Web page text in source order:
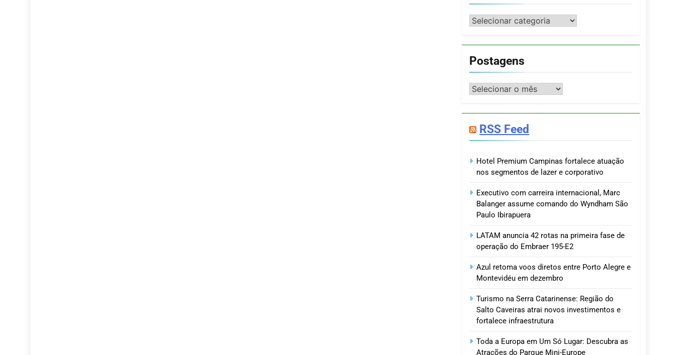
Categorias
Postagens
Postagens
RSS Feed
Hotel Premium Campinas fortalece atuação
nos segmentos de lazer e corporativo
Executivo com carreira internacional, Marc
Balanger assume comando do Wyndham São
Paulo Ibirapuera
LATAM anuncia 42 rotas na primeira fase de
operação do Embraer 195-E2
Azul retoma voos diretos entre Porto Alegre e
Montevidéu em dezembro
Turismo na Serra Catarinense: Região do
Salto Caveiras atrai novos investimentos e
fortalece infraestrutura
Toda a Europa em Um Só Lugar: Descubra as
Atrações do Parque Mini-Europe